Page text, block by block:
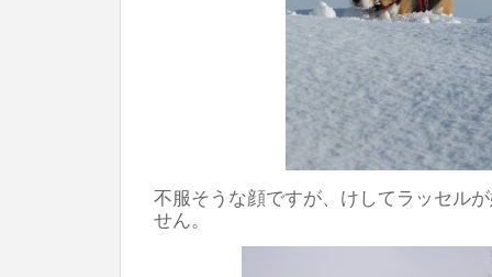
不服そうな顔ですが、けしてラッセル
せん。